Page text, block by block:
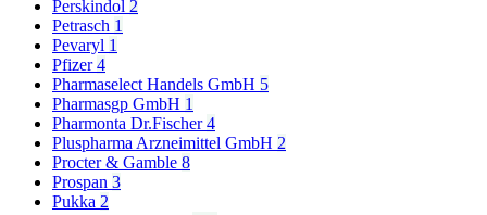
Perskindol 2
Petrasch 1
Pevaryl 1
Pfizer4
Pharmaselect Handels GmbH 5
Pharmasgp GmbH 1
Pharmonta Dr.Fischer4
Pluspharma Arzneimittel GmbH 2
Procter & Gamble 8
Prospan 3
Pukka 2